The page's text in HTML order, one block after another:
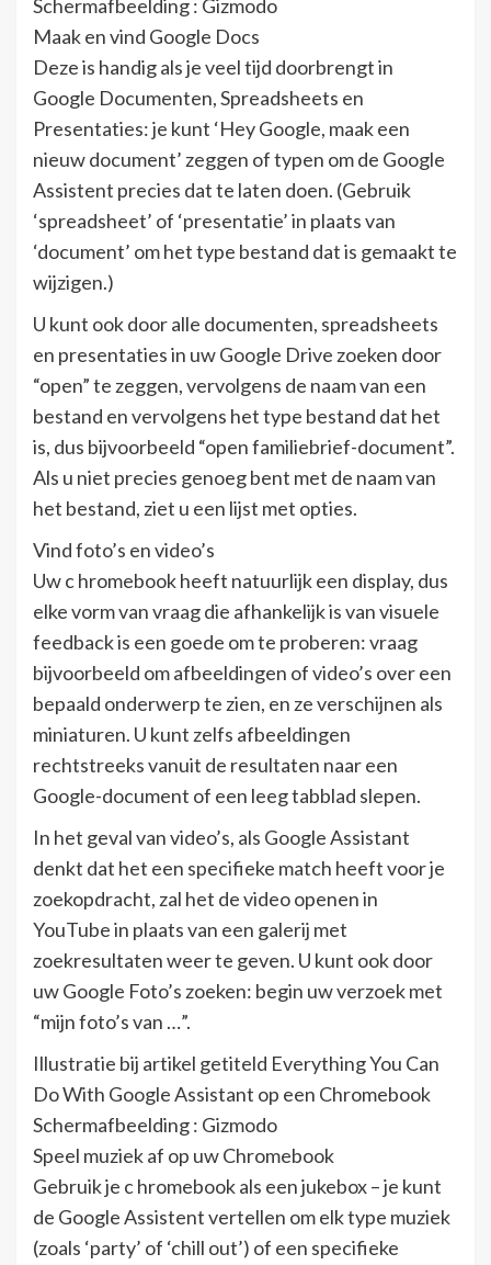
Schermafbeelding : Gizmodo
Maak en vind Google Docs
Deze is handig als je veel tijd doorbrengt in
Google Documenten, Spreadsheets en
Presentaties: je kunt ‘Hey Google, maak een
nieuw document’ zeggen of typen om de Google
Assistent precies dat te laten doen. (Gebruik
‘spreadsheet’ of ‘presentatie’ in plaats van
‘document’ om het type bestand dat is gemaakt te
wijzigen.)
U kunt ook door alle documenten, spreadsheets
en presentaties in uw Google Drive zoeken door
“open” te zeggen, vervolgens de naam van een
bestand en vervolgens het type bestand dat het
is, dus bijvoorbeeld “open familiebrief-document”.
Als u niet precies genoeg bent met de naam van
het bestand, ziet u een lijst met opties.
Vind foto’s en video’s
Uw c hromebook heeft natuurlijk een display, dus
elke vorm van vraag die afhankelijk is van visuele
feedback is een goede om te proberen: vraag
bijvoorbeeld om afbeeldingen of video’s over een
bepaald onderwerp te zien, en ze verschijnen als
miniaturen. U kunt zelfs afbeeldingen
rechtstreeks vanuit de resultaten naar een
Google-document of een leeg tabblad slepen.
In het geval van video’s, als Google Assistant
denkt dat het een specifieke match heeft voor je
zoekopdracht, zal het de video openen in
YouTube in plaats van een galerij met
zoekresultaten weer te geven. U kunt ook door
uw Google Foto’s zoeken: begin uw verzoek met
“mijn foto’s van …”.
Illustratie bij artikel getiteld Everything You Can
Do With Google Assistant op een Chromebook
Schermafbeelding : Gizmodo
Speel muziek af op uw Chromebook
Gebruik je c hromebook als een jukebox – je kunt
de Google Assistent vertellen om elk type muziek
(zoals ‘party’ of ‘chill out’) of een specifieke